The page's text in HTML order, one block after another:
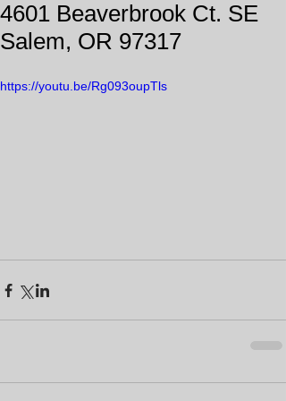
4601 Beaverbrook Ct. SE
Salem, OR 97317
https://youtu.be/Rg093oupTls